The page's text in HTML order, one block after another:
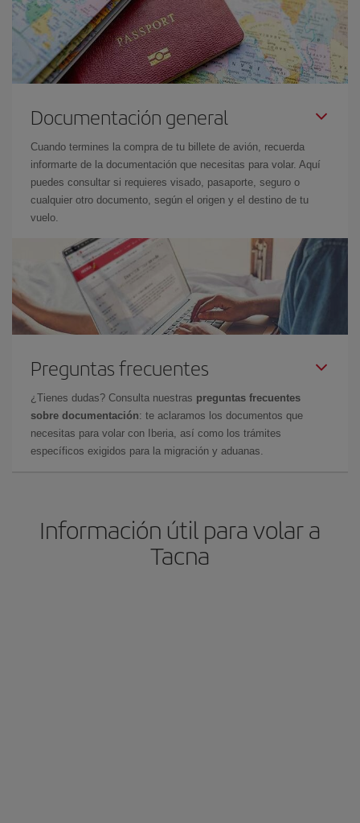
Documentación general
Cuando termines la compra de tu billete de avión, recuerda
informarte de la documentación que necesitas para volar. Aquí
puedes consultar si requieres visado, pasaporte, seguro o
cualquier otro documento, según el origen y el destino de tu
vuelo.
Preguntas frecuentes
¿Tienes dudas? Consulta nuestras preguntas frecuentes
sobre documentación: te aclaramos los documentos que
necesitas para volar con Iberia, así como los trámites
específicos exigidos para la migración y aduanas.
Información útil para volar a
Tacna